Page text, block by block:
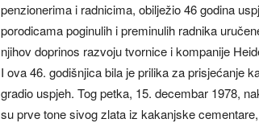
penzionerima i radnicima, obilježio 46 godina
porodicama poginulih i preminulih radnika
njihov doprinos razvoju tvornice i kompanije
I ova 46. godišnjica bila je prilika za prisjećanje
gradio uspjeh. Tog petka, 15. decembar 1978,
su prve tone sivog zlata iz kakanjske